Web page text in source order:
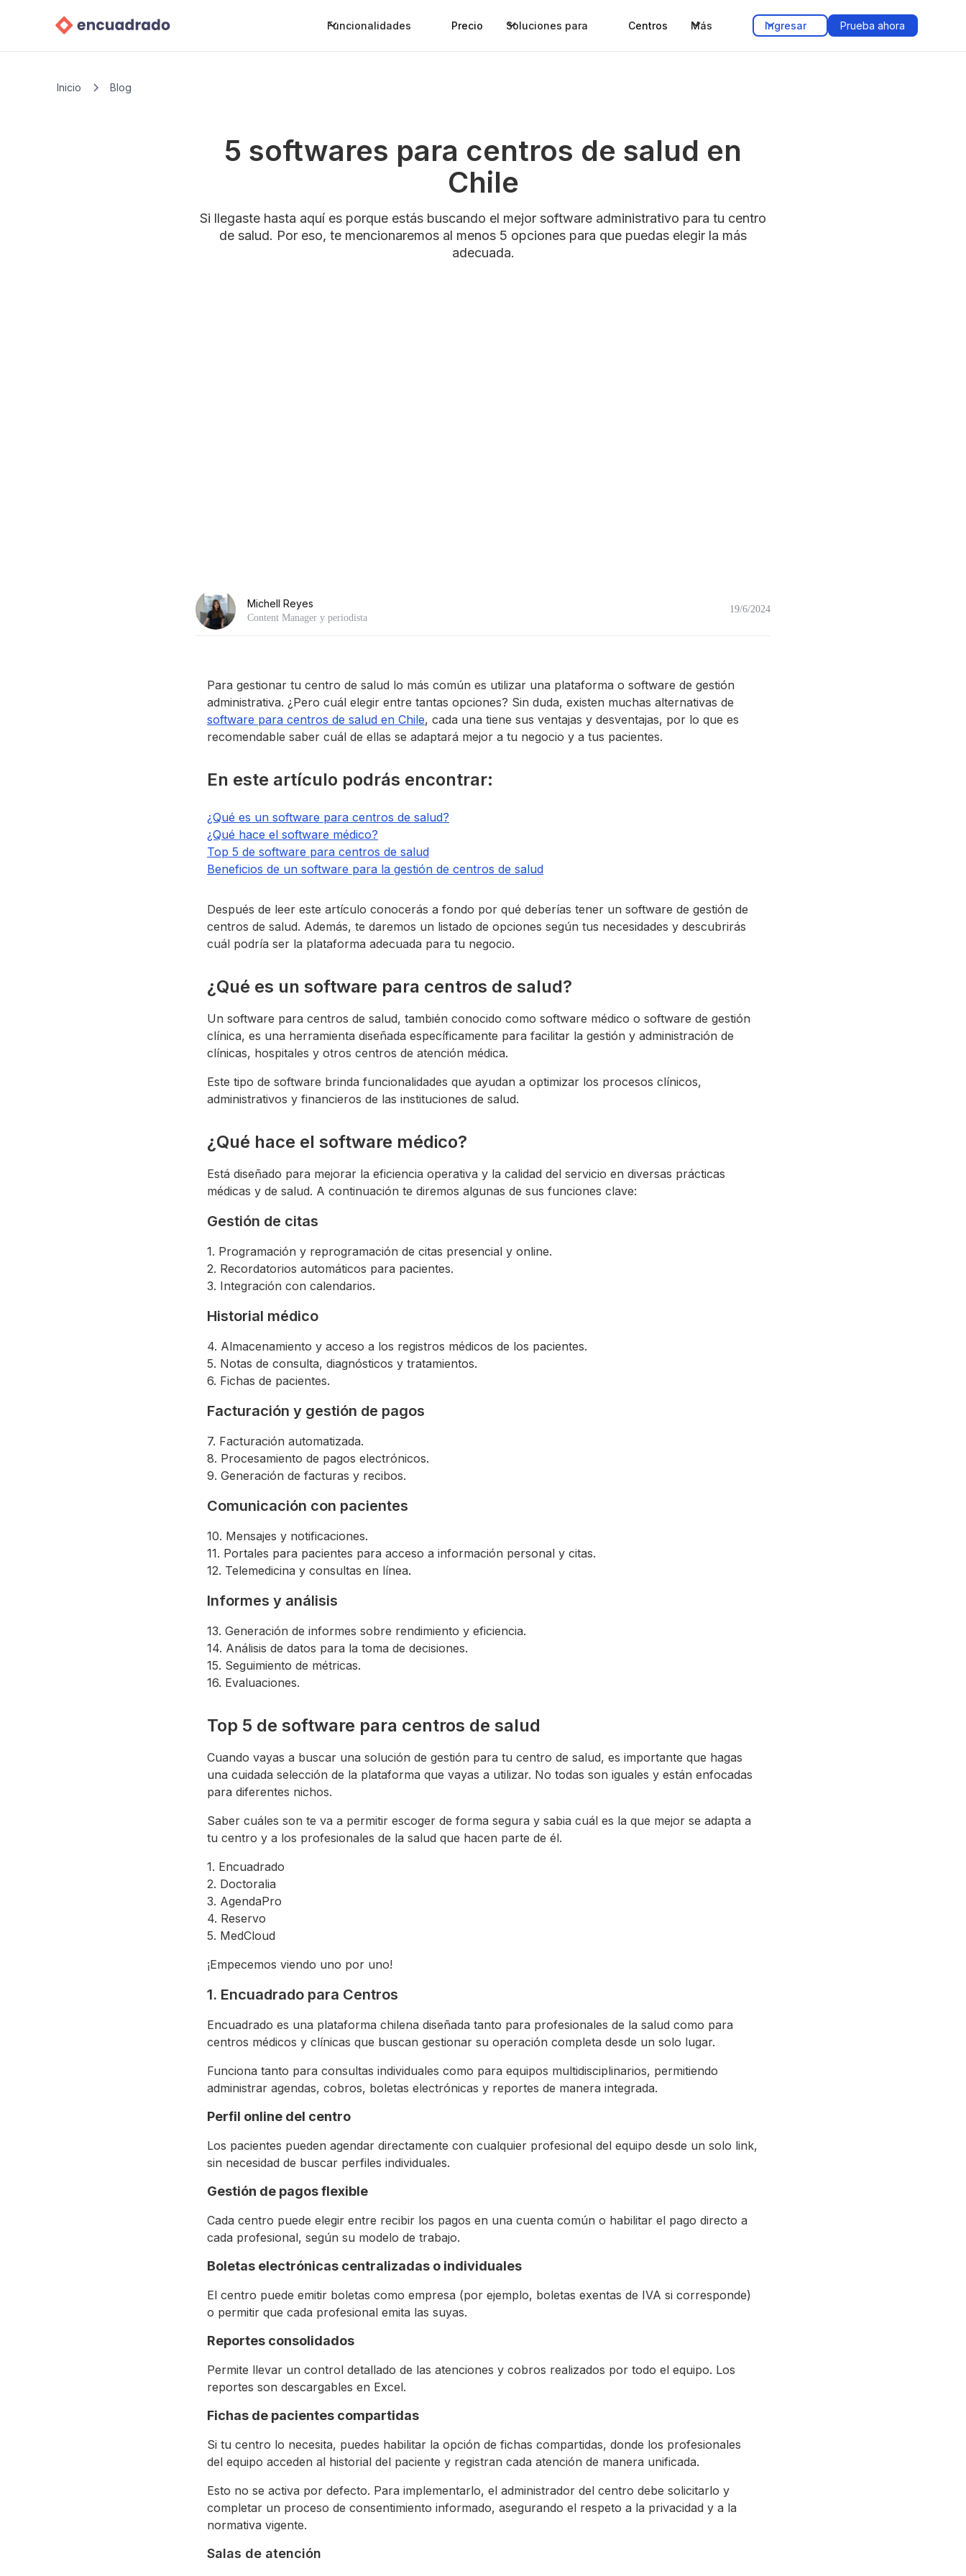
Funcionalidades Precio Soluciones para Centros Más Ingresar Prueba ahora
Inicio Blog
5 softwares para centros de salud en
Chile
Si llegaste hasta aquí es porque estás buscando el mejor software administrativo para tu centro
de salud. Por eso, te mencionaremos al menos 5 opciones para que puedas elegir la más
adecuada.
Michell Reyes
Content Manager y periodista
19/6/2024
Para gestionar tu centro de salud lo más común es utilizar una plataforma o software de gestión
administrativa. ¿Pero cuál elegir entre tantas opciones? Sin duda, existen muchas alternativas de
software para centros de salud en Chile, cada una tiene sus ventajas y desventajas, por lo que es
recomendable saber cuál de ellas se adaptará mejor a tu negocio y a tus pacientes.
En este artículo podrás encontrar:
¿Qué es un software para centros de salud?
¿Qué hace el software médico?
Top 5 de software para centros de salud
Beneficios de un software para la gestión de centros de salud
Después de leer este artículo conocerás a fondo por qué deberías tener un software de gestión de
centros de salud. Además, te daremos un listado de opciones según tus necesidades y descubrirás
cuál podría ser la plataforma adecuada para tu negocio.
¿Qué es un software para centros de salud?
Un software para centros de salud, también conocido como software médico o software de gestión
clínica, es una herramienta diseñada específicamente para facilitar la gestión y administración de
clínicas, hospitales y otros centros de atención médica.
Este tipo de software brinda funcionalidades que ayudan a optimizar los procesos clínicos,
administrativos y financieros de las instituciones de salud.
¿Qué hace el software médico?
Está diseñado para mejorar la eficiencia operativa y la calidad del servicio en diversas prácticas
médicas y de salud. A continuación te diremos algunas de sus funciones clave:
Gestión de citas
1. Programación y reprogramación de citas presencial y online.
2. Recordatorios automáticos para pacientes.
3. Integración con calendarios.
Historial médico
4. Almacenamiento y acceso a los registros médicos de los pacientes.
5. Notas de consulta, diagnósticos y tratamientos.
6. Fichas de pacientes.
Facturación y gestión de pagos
7. Facturación automatizada.
8. Procesamiento de pagos electrónicos.
9. Generación de facturas y recibos.
Comunicación con pacientes
10. Mensajes y notificaciones.
11. Portales para pacientes para acceso a información personal y citas.
12. Telemedicina y consultas en línea.
Informes y análisis
13. Generación de informes sobre rendimiento y eficiencia.
14. Análisis de datos para la toma de decisiones.
15. Seguimiento de métricas.
16. Evaluaciones.
Top 5 de software para centros de salud
Cuando vayas a buscar una solución de gestión para tu centro de salud, es importante que hagas
una cuidada selección de la plataforma que vayas a utilizar. No todas son iguales y están enfocadas
para diferentes nichos.
Saber cuáles son te va a permitir escoger de forma segura y sabia cuál es la que mejor se adapta a
tu centro y a los profesionales de la salud que hacen parte de él.
1. Encuadrado
2. Doctoralia
3. AgendaPro
4. Reservo
5. MedCloud
¡Empecemos viendo uno por uno!
1. Encuadrado para Centros
Encuadrado es una plataforma chilena diseñada tanto para profesionales de la salud como para
centros médicos y clínicas que buscan gestionar su operación completa desde un solo lugar.
Funciona tanto para consultas individuales como para equipos multidisciplinarios, permitiendo
administrar agendas, cobros, boletas electrónicas y reportes de manera integrada.
Perfil online del centro
Los pacientes pueden agendar directamente con cualquier profesional del equipo desde un solo link,
sin necesidad de buscar perfiles individuales.
Gestión de pagos flexible
Cada centro puede elegir entre recibir los pagos en una cuenta común o habilitar el pago directo a
cada profesional, según su modelo de trabajo.
Boletas electrónicas centralizadas o individuales
El centro puede emitir boletas como empresa (por ejemplo, boletas exentas de IVA si corresponde)
o permitir que cada profesional emita las suyas.
Reportes consolidados
Permite llevar un control detallado de las atenciones y cobros realizados por todo el equipo. Los
reportes son descargables en Excel.
Fichas de pacientes compartidas
Si tu centro lo necesita, puedes habilitar la opción de fichas compartidas, donde los profesionales
del equipo acceden al historial del paciente y registran cada atención de manera unificada.
Esto no se activa por defecto. Para implementarlo, el administrador del centro debe solicitarlo y
completar un proceso de consentimiento informado, asegurando el respeto a la privacidad y a la
normativa vigente.
Salas de atención